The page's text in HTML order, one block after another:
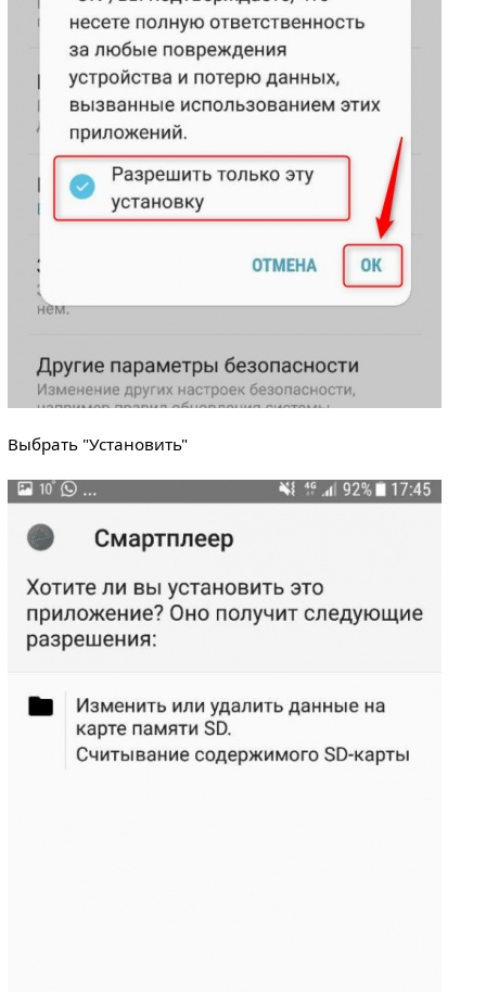
Выбрать "Установить"